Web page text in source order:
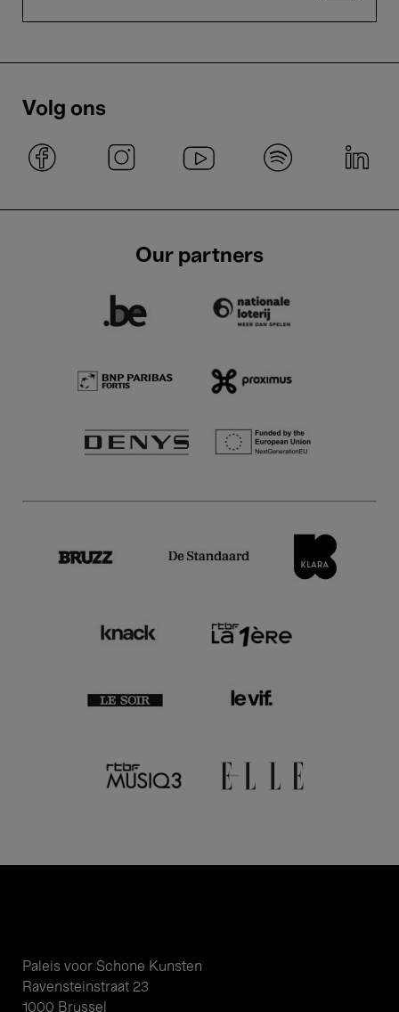
Volg ons
Our partners
Paleis voor Schone Kunsten
Ravensteinstraat 23
1000 Brussel